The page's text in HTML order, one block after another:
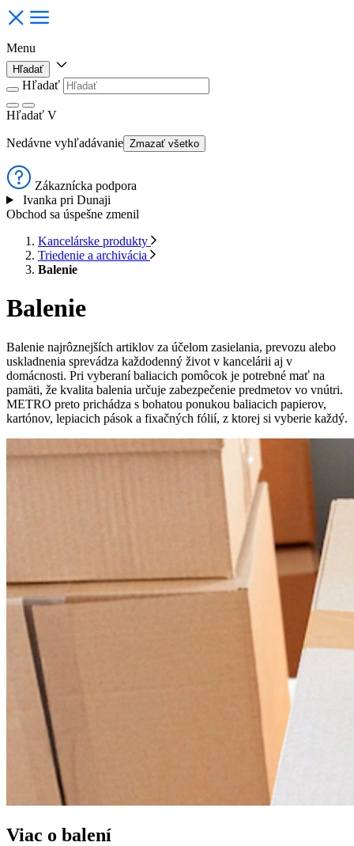
Menu
Hľadať
Hľadať
Hľadať V
Nedávne vyhľadávanie Zmazať všetko
Zákaznícka podpora
Ivanka pri Dunaji
Obchod sa úspešne zmenil
Kancelárske produkty
Triedenie a archivácia
Balenie
Balenie
Balenie najrôznejších artiklov za účelom zasielania, prevozu alebo
uskladnenia sprevádza každodenný život v kancelárii aj v
domácnosti. Pri vyberaní baliacich pomôcok je potrebné mať na
pamäti, že kvalita balenia určuje zabezpečenie predmetov vo vnútri.
METRO preto prichádza s bohatou ponukou baliacich papierov,
kartónov, lepiacich pások a fixačných fólií, z ktorej si vyberie každý.
Viac o balení